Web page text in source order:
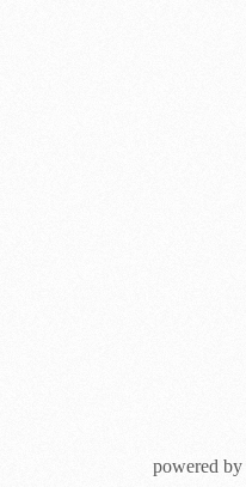
powered by